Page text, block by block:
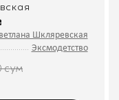
Шкляревская
Эксмодетство
сум